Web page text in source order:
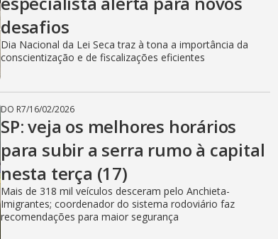
desafios
Dia Nacional da Lei Seca traz à tona a importância da
conscientização e de fiscalizações eficientes
DO R7/16/02/2026
SP: veja os melhores horários
para subir a serra rumo à capital
nesta terça (17)
Mais de 318 mil veículos desceram pelo Anchieta-
Imigrantes; coordenador do sistema rodoviário faz
recomendações para maior segurança